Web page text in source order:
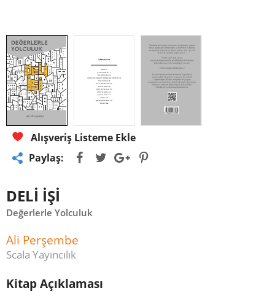
Alışveriş Listeme Ekle
Paylaş:
DELİ İŞİ
Değerlerle Yolculuk
Ali Perşembe
Scala Yayıncılık
Kitap Açıklaması